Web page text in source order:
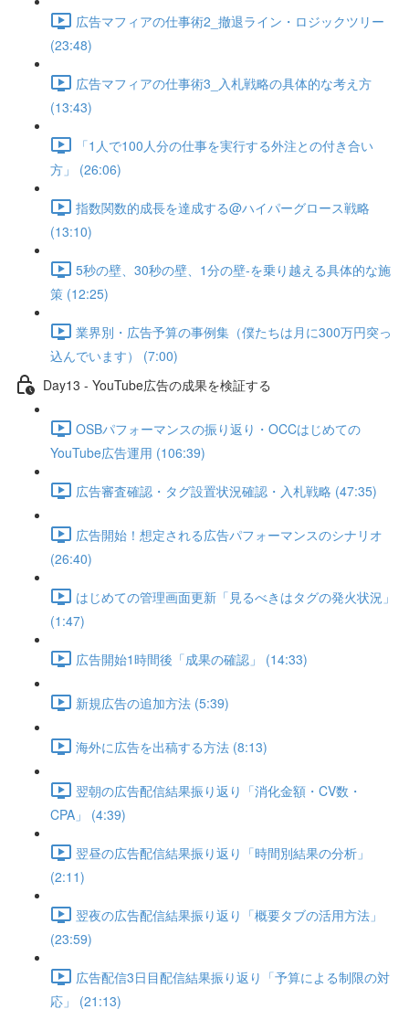
広告マフィアの仕事術2_撤退ライン・ロジックツリー
(23:48)
広告マフィアの仕事術3_入札戦略の具体的な考え方
(13:43)
「1人で100人分の仕事を実行する外注との付き合い
方」 (26:06)
指数関数的成長を達成する@ハイパーグロース戦略
(13:10)
5秒の壁、30秒の壁、1分の壁-を乗り越える具体的な施
策 (12:25)
業界別・広告予算の事例集（僕たちは月に300万円突っ
込んでいます） (7:00)
Day13 - YouTube広告の成果を検証する
OSBパフォーマンスの振り返り・OCCはじめての
YouTube広告運用 (106:39)
広告審査確認・タグ設置状況確認・入札戦略 (47:35)
広告開始！想定される広告パフォーマンスのシナリオ
(26:40)
はじめての管理画面更新「見るべきはタグの発火状況」
(1:47)
広告開始1時間後「成果の確認」 (14:33)
新規広告の追加方法 (5:39)
海外に広告を出稿する方法 (8:13)
翌朝の広告配信結果振り返り「消化金額・CV数・
CPA」 (4:39)
翌昼の広告配信結果振り返り「時間別結果の分析」
(2:11)
翌夜の広告配信結果振り返り「概要タブの活用方法」
(23:59)
広告配信3日目配信結果振り返り「予算による制限の対
応」 (21:13)